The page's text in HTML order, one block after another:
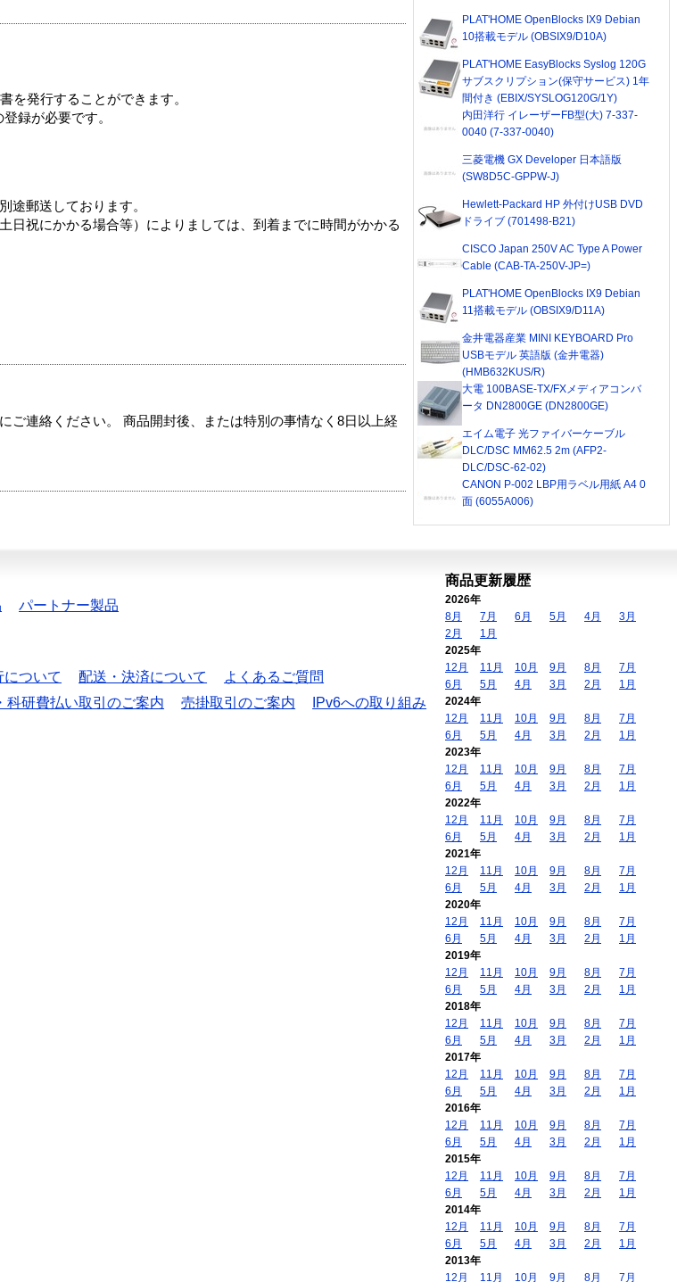
を発行することができます。
録が必要です。
途郵送しております。
日祝にかかる場合等）によりましては、到着までに時間がかかる
ご連絡ください。 商品開封後、または特別の事情なく8日以上経
PLAT'HOME OpenBlocks IX9 Debian
10搭載モデル (OBSIX9/D10A)
PLAT'HOME EasyBlocks Syslog 120G
サブスクリプション(保守サービス) 1年
間付き (EBIX/SYSLOG120G/1Y)
内田洋行 イレーザーFB型(大) 7-337-
0040 (7-337-0040)
三菱電機 GX Developer 日本語版
(SW8D5C-GPPW-J)
Hewlett-Packard HP 外付けUSB DVD
ドライブ (701498-B21)
CISCO Japan 250V AC Type A Power
Cable (CAB-TA-250V-JP=)
PLAT'HOME OpenBlocks IX9 Debian
11搭載モデル (OBSIX9/D11A)
金井電器産業 MINI KEYBOARD Pro
USBモデル 英語版 (金井電器)
(HMB632KUS/R)
大電 100BASE-TX/FXメディアコンバ
ータ DN2800GE (DN2800GE)
エイム電子 光ファイバーケーブル
DLC/DSC MM62.5 2m (AFP2-
DLC/DSC-62-02)
CANON P-002 LBP用ラベル用紙 A4 0
面 (6055A006)
パートナー製品
について 配送・決済について
よくあるご質問
科研費払い取引のご案内 売掛取引のご案内
IPv6への取り組み
商品更新履歴
2026年
8月
7月 6月 5月 4月
3月
2月
1月
2025年
12月
11月 10月 9月 8月
7月
6月
5月 4月 3月 2月
1月
2024年
12月
11月 10月 9月 8月
7月
6月
5月 4月 3月 2月
1月
2023年
12月
11月 10月 9月 8月
7月
6月
5月 4月 3月 2月
1月
2022年
12月
11月 10月 9月 8月
7月
6月
5月 4月 3月 2月
1月
2021年
12月
11月 10月 9月 8月
7月
6月
5月 4月 3月 2月
1月
2020年
12月
11月 10月 9月 8月
7月
6月
5月 4月 3月 2月
1月
2019年
12月
11月 10月 9月 8月
7月
6月
5月 4月 3月 2月
1月
2018年
12月
11月 10月 9月 8月
7月
6月
5月 4月 3月 2月
1月
2017年
12月
11月 10月 9月 8月
7月
6月
5月 4月 3月 2月
1月
2016年
12月
11月 10月 9月 8月
7月
6月
5月 4月 3月 2月
1月
2015年
12月
11月 10月 9月 8月
7月
6月
5月 4月 3月 2月
1月
2014年
12月
11月 10月 9月 8月
7月
6月
5月 4月 3月 2月
1月
2013年
12月
11月 10月 9月 8月 7月